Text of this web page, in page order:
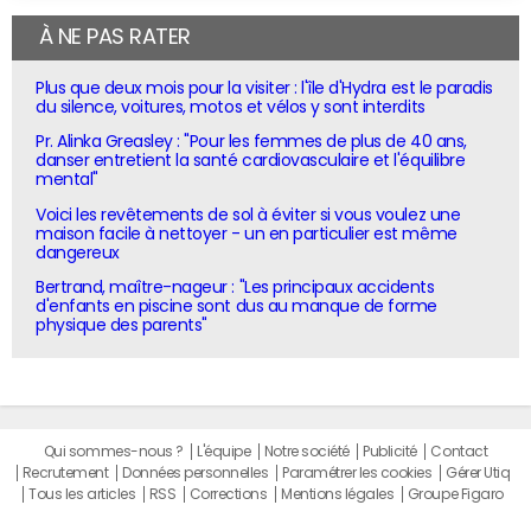
À NE PAS RATER
Plus que deux mois pour la visiter : l'île d'Hydra est le paradis
du silence, voitures, motos et vélos y sont interdits
Pr. Alinka Greasley : "Pour les femmes de plus de 40 ans,
danser entretient la santé cardiovasculaire et l'équilibre
mental"
Voici les revêtements de sol à éviter si vous voulez une
maison facile à nettoyer - un en particulier est même
dangereux
Bertrand, maître-nageur : "Les principaux accidents
d'enfants en piscine sont dus au manque de forme
physique des parents"
Qui sommes-nous ? L'équipe Notre société Publicité
Contact
Recrutement
Données personnelles Paramétrer les cookies
Gérer Utiq
Tous les articles
RSS Corrections Mentions légales Groupe Figaro